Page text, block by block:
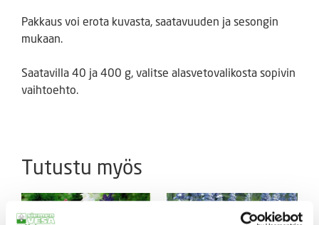
Pakkaus voi erota kuvasta, saatavuuden ja sesongin
mukaan.
Saatavilla 40 ja 400 g, valitse alasvetovalikosta sopivin
vaihtoehto.
Tutustu myös